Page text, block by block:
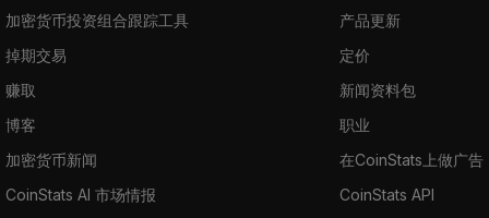
加密货币投资组合跟踪工具
掉期交易
赚取
博客
加密货币新闻
CoinStats AI 市场情报
产品更新
定价
新闻资料包
职业
在CoinStats上做广告
CoinStats API